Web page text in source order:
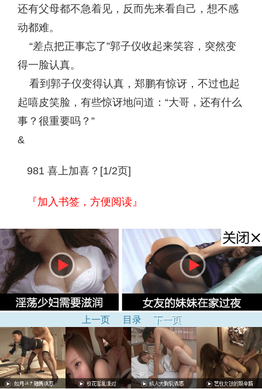
还有父母都不急着见，反而先来看自己，想不感
动都难。
“差点把正事忘了”郭子仪收起来笑容，突然变
得一脸认真。
看到郭子仪变得认真，郑鹏有惊讶，不过也起
起嘻皮笑脸，有些惊讶地问道：“大哥，还有什么
事？很重要吗？”
&
981 喜上加喜？[1/2页]
『加入书签，方便阅读』
上一页 目录 下一页